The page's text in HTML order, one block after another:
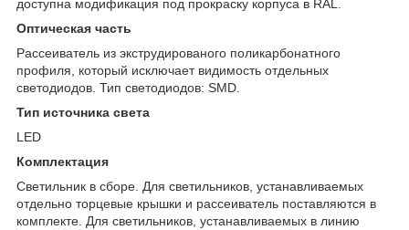
доступна модификация под прокраску корпуса в RAL.
Оптическая часть
Рассеиватель из экструдированого поликарбонатного
профиля, который исключает видимость отдельных
cветодиодов. Тип светодиодов: SMD.
Тип источника света
LED
Комплектация
Светильник в сборе. Для светильников, устанавливаемых
отдельно торцевые крышки и рассеиватель поставляются в
комплекте. Для светильников, устанавливаемых в линию